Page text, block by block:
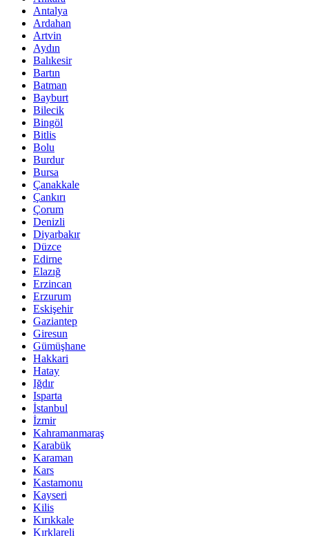
Antalya
Ardahan
Artvin
Aydın
Balıkesir
Bartın
Batman
Bayburt
Bilecik
Bingöl
Bitlis
Bolu
Burdur
Bursa
Çanakkale
Çankırı
Çorum
Denizli
Diyarbakır
Düzce
Edirne
Elazığ
Erzincan
Erzurum
Eskişehir
Gaziantep
Giresun
Gümüşhane
Hakkari
Hatay
Iğdır
Isparta
İstanbul
İzmir
Kahramanmaraş
Karabük
Karaman
Kars
Kastamonu
Kayseri
Kilis
Kırıkkale
Kırklareli